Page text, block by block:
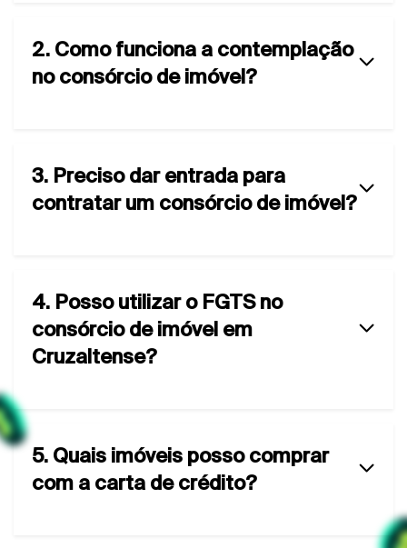
2. Como funciona a contemplação
no consórcio de imóvel?
3. Preciso dar entrada para
contratar um consórcio de imóvel?
4. Posso utilizar o FGTS no
consórcio de imóvel em
Cruzaltense?
5. Quais imóveis posso comprar
com a carta de crédito?